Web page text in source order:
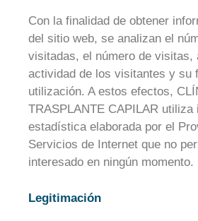
Con la finalidad de obtener
del sitio web, se analizan el
visitadas, el número de visitas,
actividad de los visitantes y su
utilización. A estos efectos,
TRASPLANTE CAPILAR utiliza
estadística elaborada por el
Servicios de Internet que no
interesado en ningún momento.
Legitimación